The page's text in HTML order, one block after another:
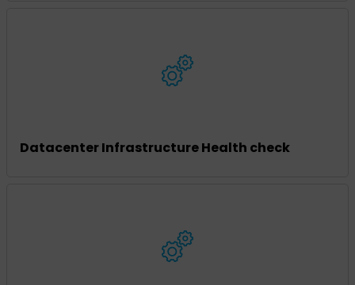
Datacenter Infrastructure Health check